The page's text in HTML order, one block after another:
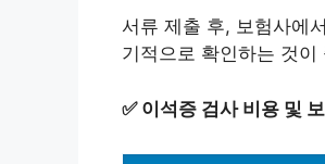
서류 제출 후, 보험사에
기적으로 확인하는 것이
✅ 이석증 검사 비용 및